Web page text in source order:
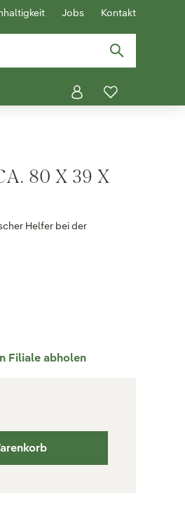
Jobs Kontakt
80 X 39 X
Helfer bei der
Filiale abholen